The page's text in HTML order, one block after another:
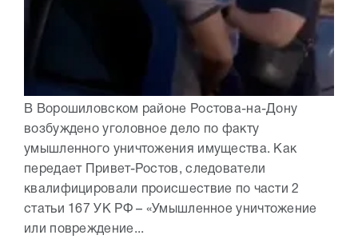
В Ворошиловском районе Ростова-на-Дону
возбуждено уголовное дело по факту
умышленного уничтожения имущества. Как
передает Привет-Ростов, следователи
квалифицировали происшествие по части 2
статьи 167 УК РФ – «Умышленное уничтожение
или повреждение...